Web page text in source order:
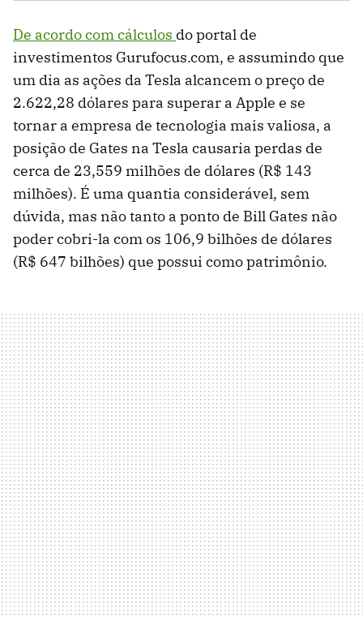
De acordo com cálculos do portal de
investimentos Gurufocus.com, e assumindo que
um dia as ações da Tesla alcancem o preço de
2.622,28 dólares para superar a Apple e se
tornar a empresa de tecnologia mais valiosa, a
posição de Gates na Tesla causaria perdas de
cerca de 23,559 milhões de dólares (R$ 143
milhões). É uma quantia considerável, sem
dúvida, mas não tanto a ponto de Bill Gates não
poder cobri-la com os 106,9 bilhões de dólares
(R$ 647 bilhões) que possui como patrimônio.